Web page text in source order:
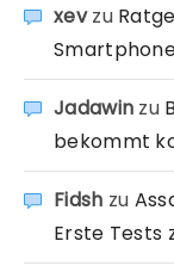
xevzu
Jadawin zu
bekommt
Fidsh zu
Erste Tests